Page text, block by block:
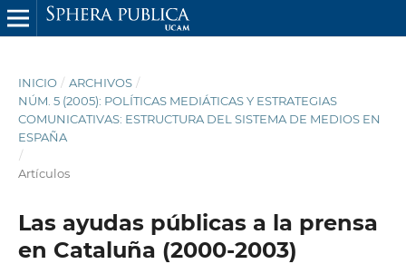
INICIO / ARCHIVOS /
NÚM. 5 (2005): POLÍTICAS MEDIÁTICAS Y ESTRATEGIAS
COMUNICATIVAS: ESTRUCTURA DEL SISTEMA DE MEDIOS EN
ESPAÑA
/
Artículos
Las ayudas públicas a la prensa
en Cataluña (2000-2003)